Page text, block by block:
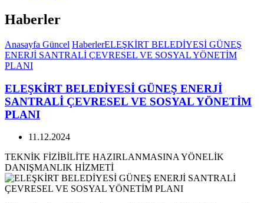
Haberler
Anasayfa Güncel HaberlerELEŞKİRT BELEDİYESİ GÜNEŞ
ENERJİ SANTRALİ ÇEVRESEL VE SOSYAL YÖNETİM
PLANI
ELEŞKİRT BELEDİYESİ GÜNEŞ ENERJİ
SANTRALİ ÇEVRESEL VE SOSYAL YÖNETİM
PLANI
11.12.2024
TEKNİK FİZİBİLİTE HAZIRLANMASINA YÖNELİK
DANIŞMANLIK HİZMETİ